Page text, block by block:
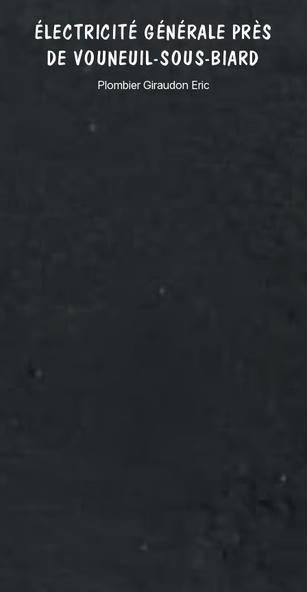
ÉLECTRICITÉ GÉNÉRALE PRÈS
DE VOUNEUIL-SOUS-BIARD
Plombier Giraudon Eric